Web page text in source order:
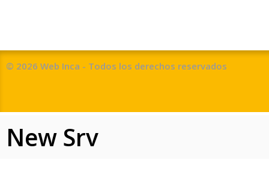
© 2026 Web Inca - Todos los derechos reservados
New Srv